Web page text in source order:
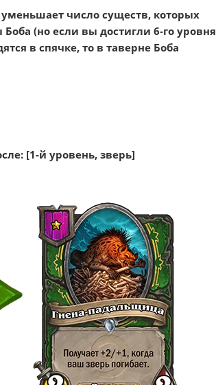
число существ, которых
(но если вы достигли 6-го уровня
в спячке, то в таверне Боба
[1-й уровень, зверь]